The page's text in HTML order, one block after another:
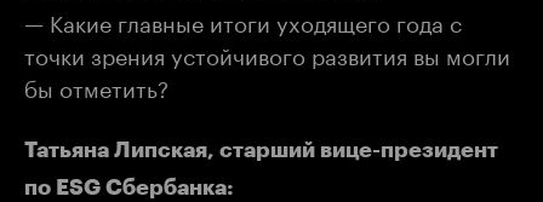
— Какие главные итоги уходящего года с
точки зрения устойчивого развития вы могли
бы отметить?
Татьяна Липская, старший вице-президент
по ESG Сбербанка: